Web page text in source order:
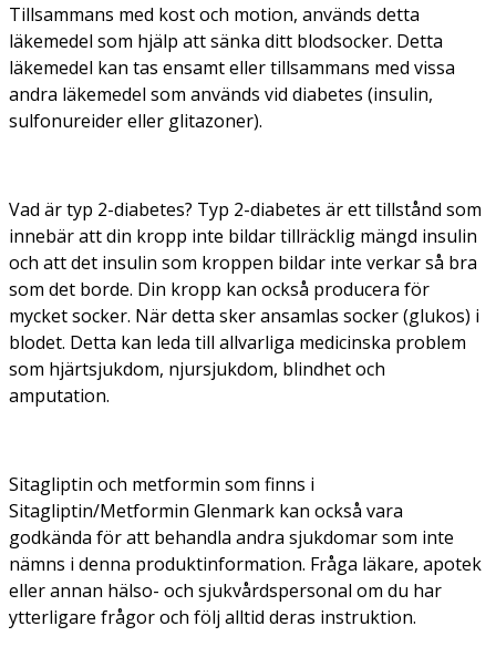
Tillsammans med kost och motion, används detta
läkemedel som hjälp att sänka ditt blodsocker. Detta
läkemedel kan tas ensamt eller tillsammans med vissa
andra läkemedel som används vid diabetes (insulin,
sulfonureider eller glitazoner).
Vad är typ 2-diabetes? Typ 2-diabetes är ett tillstånd som
innebär att din kropp inte bildar tillräcklig mängd insulin
och att det insulin som kroppen bildar inte verkar så bra
som det borde. Din kropp kan också producera för
mycket socker. När detta sker ansamlas socker (glukos) i
blodet. Detta kan leda till allvarliga medicinska problem
som hjärtsjukdom, njursjukdom, blindhet och
amputation.
Sitagliptin och metformin som finns i
Sitagliptin/Metformin Glenmark kan också vara
godkända för att behandla andra sjukdomar som inte
nämns i denna produktinformation. Fråga läkare, apotek
eller annan hälso- och sjukvårdspersonal om du har
ytterligare frågor och följ alltid deras instruktion.